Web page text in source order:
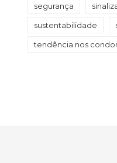
segurança
sustentabilidade
tendência nos